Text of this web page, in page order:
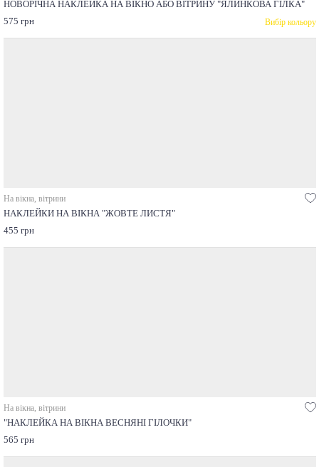
НОВОРІЧНА НАКЛЕЙКА НА ВІКНО АБО ВІТРИНУ "ЯЛИНКОВА ГІЛКА"
575 грн
Вибір кольору
На вікна, вітрини
НАКЛЕЙКИ НА ВІКНА "ЖОВТЕ ЛИСТЯ"
455 грн
На вікна, вітрини
"НАКЛЕЙКА НА ВІКНА ВЕСНЯНІ ГІЛОЧКИ"
565 грн